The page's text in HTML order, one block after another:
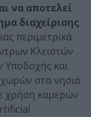
να αποτελεί
διαχείρισης
περιμετρικά
Κλειστών
Υποδοχής και
στα νησιά
χρήση καμερών